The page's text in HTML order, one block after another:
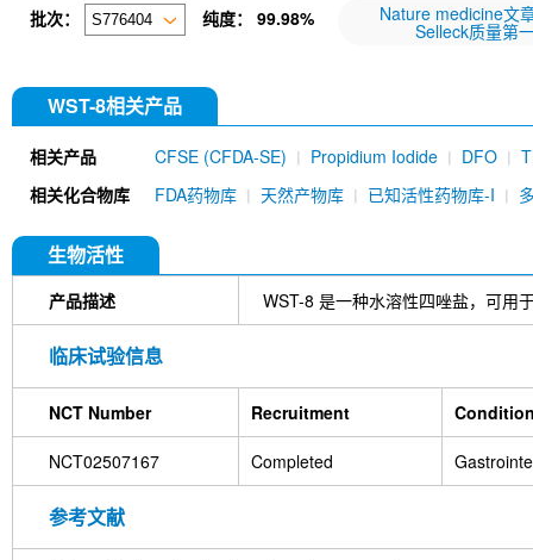
批次： 纯度： 99.98% Nature medicine文
Selleck质量第
WST-8相关产品
相关产品 CFSE (CFDA-SE) Propidium Iodide DFO
BODIPY 581/591 C11
CY5
相关化合物库 FDA药物库 天然产物库 已知活性药物库-I
生物活性
产品描述 WST-8 是一种水溶性四唑盐，可用
临床试验信息
NCT Number Recruitment
NCT02507167 Completed
参考文献